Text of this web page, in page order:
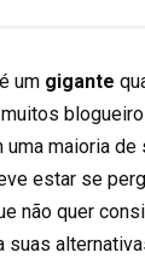
um gigante
uma maioria de
estar se
não quer
suas